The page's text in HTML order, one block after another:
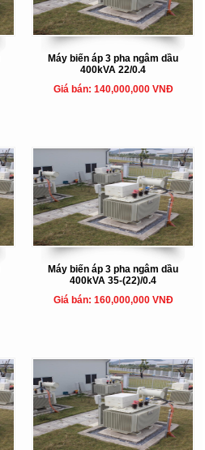
Máy biến áp 3 pha ngâm dầu
400kVA 22/0.4
Giá bán: 140,000,000 VNĐ
Máy biến áp 3 pha ngâm dầu
400kVA 35-(22)/0.4
Giá bán: 160,000,000 VNĐ